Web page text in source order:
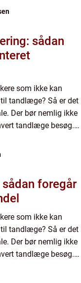
sådan
som ikke kan
tandlæge? Så er det
Der bør nemlig ikke
tandlæge besøg.
som ikke kan
tandlæge? Så er det
Der bør nemlig ikke
tandlæge besøg.